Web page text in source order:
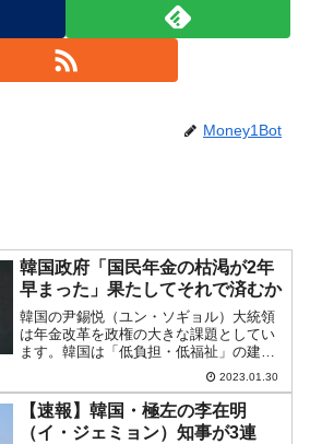
Money1Bot
韓国政府「国民年金の枯渇が2年
早まった」果たしてそれで済むか
韓国の尹錫悦（ユン・ソギョル）大統領
は年金改革を政権の大きな課題としてい
ます。韓国は「低負担・低福祉」の建て
付けでここまでやってきたのですが、右
肩上がりの経済ではなくなり、人口が急
減することが見えています。「低負担」
と「低福祉」を維持するこ...
2023.01.30
【速報】韓国・極左の李在明
（イ・ジェミョン）知事が3連